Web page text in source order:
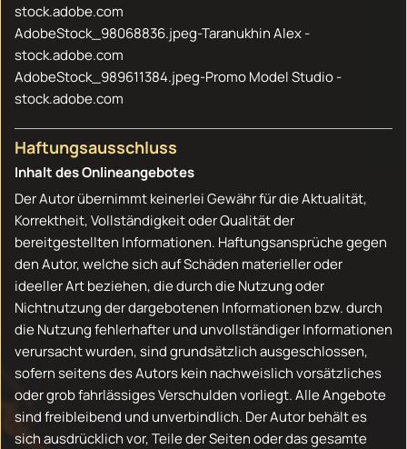
stock.adobe.com
AdobeStock_98068836.jpeg-Taranukhin Alex -
stock.adobe.com
AdobeStock_989611384.jpeg-Promo Model Studio -
stock.adobe.com
Haftungsausschluss
Inhalt des Onlineangebotes
Der Autor übernimmt keinerlei Gewähr für die Aktualität,
Korrektheit, Vollständigkeit oder Qualität der
bereitgestellten Informationen. Haftungsansprüche gegen
den Autor, welche sich auf Schäden materieller oder
ideeller Art beziehen, die durch die Nutzung oder
Nichtnutzung der dargebotenen Informationen bzw. durch
die Nutzung fehlerhafter und unvollständiger Informationen
verursacht wurden, sind grundsätzlich ausgeschlossen,
sofern seitens des Autors kein nachweislich vorsätzliches
oder grob fahrlässiges Verschulden vorliegt. Alle Angebote
sind freibleibend und unverbindlich. Der Autor behält es
sich ausdrücklich vor, Teile der Seiten oder das gesamte